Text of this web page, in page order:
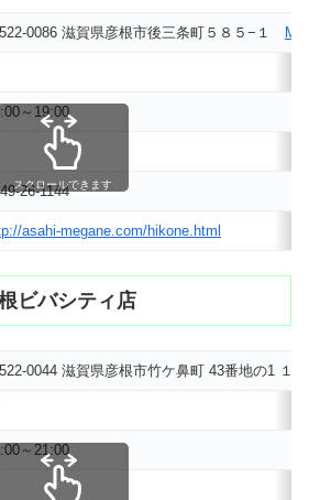
0086 滋賀県彦根市後三条町５８５−１
～19:00
26-1144
asahi-megane.com/hikone.html
スクロールできます
ビバシティ店
0044 滋賀県彦根市竹ケ鼻町 43番地の1
～21:00